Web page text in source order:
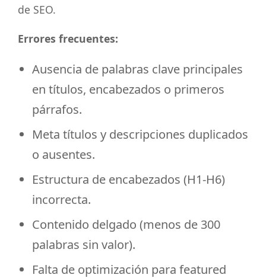
de SEO.
Errores frecuentes:
Ausencia de palabras clave principales
en títulos, encabezados o primeros
párrafos.
Meta títulos y descripciones duplicados
o ausentes.
Estructura de encabezados (H1-H6)
incorrecta.
Contenido delgado (menos de 300
palabras sin valor).
Falta de optimización para featured